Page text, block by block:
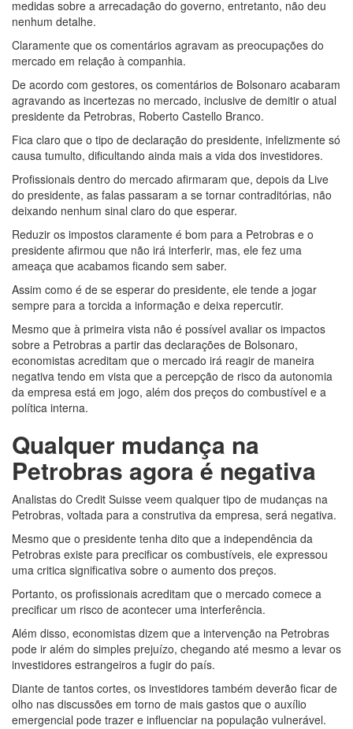
medidas sobre a arrecadação do governo, entretanto, não deu
nenhum detalhe.
Claramente que os comentários agravam as preocupações do
mercado em relação à companhia.
De acordo com gestores, os comentários de Bolsonaro acabaram
agravando as incertezas no mercado, inclusive de demitir o atual
presidente da Petrobras, Roberto Castello Branco.
Fica claro que o tipo de declaração do presidente, infelizmente só
causa tumulto, dificultando ainda mais a vida dos investidores.
Profissionais dentro do mercado afirmaram que, depois da Live
do presidente, as falas passaram a se tornar contraditórias, não
deixando nenhum sinal claro do que esperar.
Reduzir os impostos claramente é bom para a Petrobras e o
presidente afirmou que não irá interferir, mas, ele fez uma
ameaça que acabamos ficando sem saber.
Assim como é de se esperar do presidente, ele tende a jogar
sempre para a torcida a informação e deixa repercutir.
Mesmo que à primeira vista não é possível avaliar os impactos
sobre a Petrobras a partir das declarações de Bolsonaro,
economistas acreditam que o mercado irá reagir de maneira
negativa tendo em vista que a percepção de risco da autonomia
da empresa está em jogo, além dos preços do combustível e a
política interna.
Qualquer mudança na
Petrobras agora é negativa
Analistas do Credit Suisse veem qualquer tipo de mudanças na
Petrobras, voltada para a construtiva da empresa, será negativa.
Mesmo que o presidente tenha dito que a independência da
Petrobras existe para precificar os combustíveis, ele expressou
uma critica significativa sobre o aumento dos preços.
Portanto, os profissionais acreditam que o mercado comece a
precificar um risco de acontecer uma interferência.
Além disso, economistas dizem que a intervenção na Petrobras
pode ir além do simples prejuízo, chegando até mesmo a levar os
investidores estrangeiros a fugir do país.
Diante de tantos cortes, os investidores também deverão ficar de
olho nas discussões em torno de mais gastos que o auxílio
emergencial pode trazer e influenciar na população vulnerável.